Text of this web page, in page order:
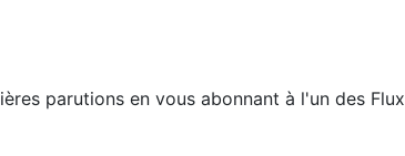
parutions en vous abonnant à l'un des Flux